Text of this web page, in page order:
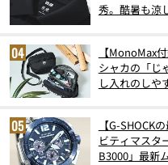
秀。酷暑も涼
【MonoMax
シャカの「じ
し入れのしや
【G-SHOCK
ビティマスタ
B3000」最新